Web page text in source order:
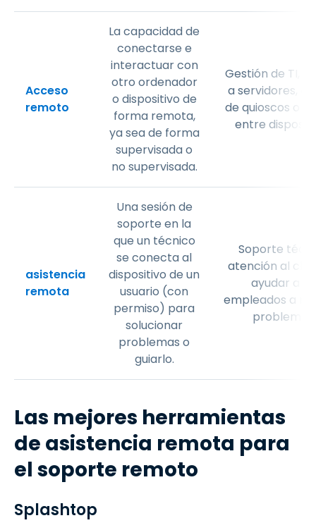
Acceso
remoto
La capacidad de
conectarse e
interactuar con
otro ordenador
o dispositivo de
forma remota,
ya sea de forma
supervisada o
no supervisada.
Gestión de TI,
a servidores,
de quioscos o
entre
asistencia
remota
Una sesión de
soporte en la
que un técnico
se conecta al
dispositivo de un
usuario (con
permiso) para
solucionar
problemas o
guiarlo.
Soporte
atención al
ayudar a
empleados a
problemas.
Las mejores herramientas
de asistencia remota para
el soporte remoto
Splashtop